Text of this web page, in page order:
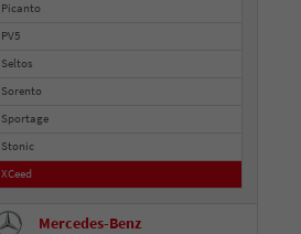
Picanto
PV5
Seltos
Sorento
Sportage
Stonic
XCeed
Mercedes-Benz